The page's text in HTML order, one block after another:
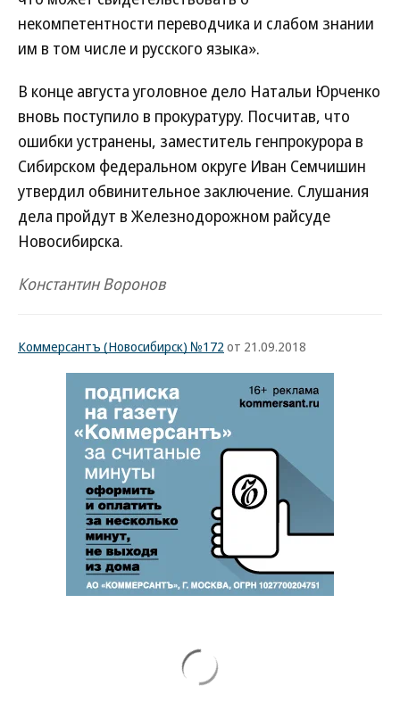
некомпетентности переводчика и слабом знании
им в том числе и русского языка».
В конце августа уголовное дело Натальи Юрченко
вновь поступило в прокуратуру. Посчитав, что
ошибки устранены, заместитель генпрокурора в
Сибирском федеральном округе Иван Семчишин
утвердил обвинительное заключение. Слушания
дела пройдут в Железнодорожном райсуде
Новосибирска.
Константин Воронов
Коммерсантъ (Новосибирск) №172 от 21.09.2018